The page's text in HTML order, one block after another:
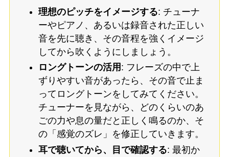
理想のピッチをイメージする: チューナ
ーやピアノ、あるいは録音された正しい
音を先に聴き、その音程を強くイメージ
してから吹くようにしましょう。
ロングトーンの活用 : フレーズの中で上
ずりやすい音があったら、その音で止ま
ってロングトーンをしてみてください。
チューナーを見ながら、どのくらいのあ
ごの力や息の量だと正しく鳴るのか、そ
の「感覚のズレ」を修正していきます。
耳で聴いてから、目で確認する: 最初か